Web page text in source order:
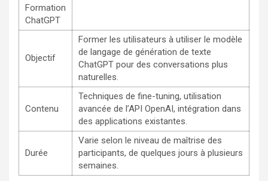
Formation
ChatGPT
Objectif
Former les utilisateurs à utiliser le modèle
de langage de génération de texte
ChatGPT pour des conversations plus
naturelles.
Contenu
Techniques de fine-tuning, utilisation
avancée de l’API OpenAI, intégration dans
des applications existantes.
Durée
Varie selon le niveau de maîtrise des
participants, de quelques jours à plusieurs
semaines.